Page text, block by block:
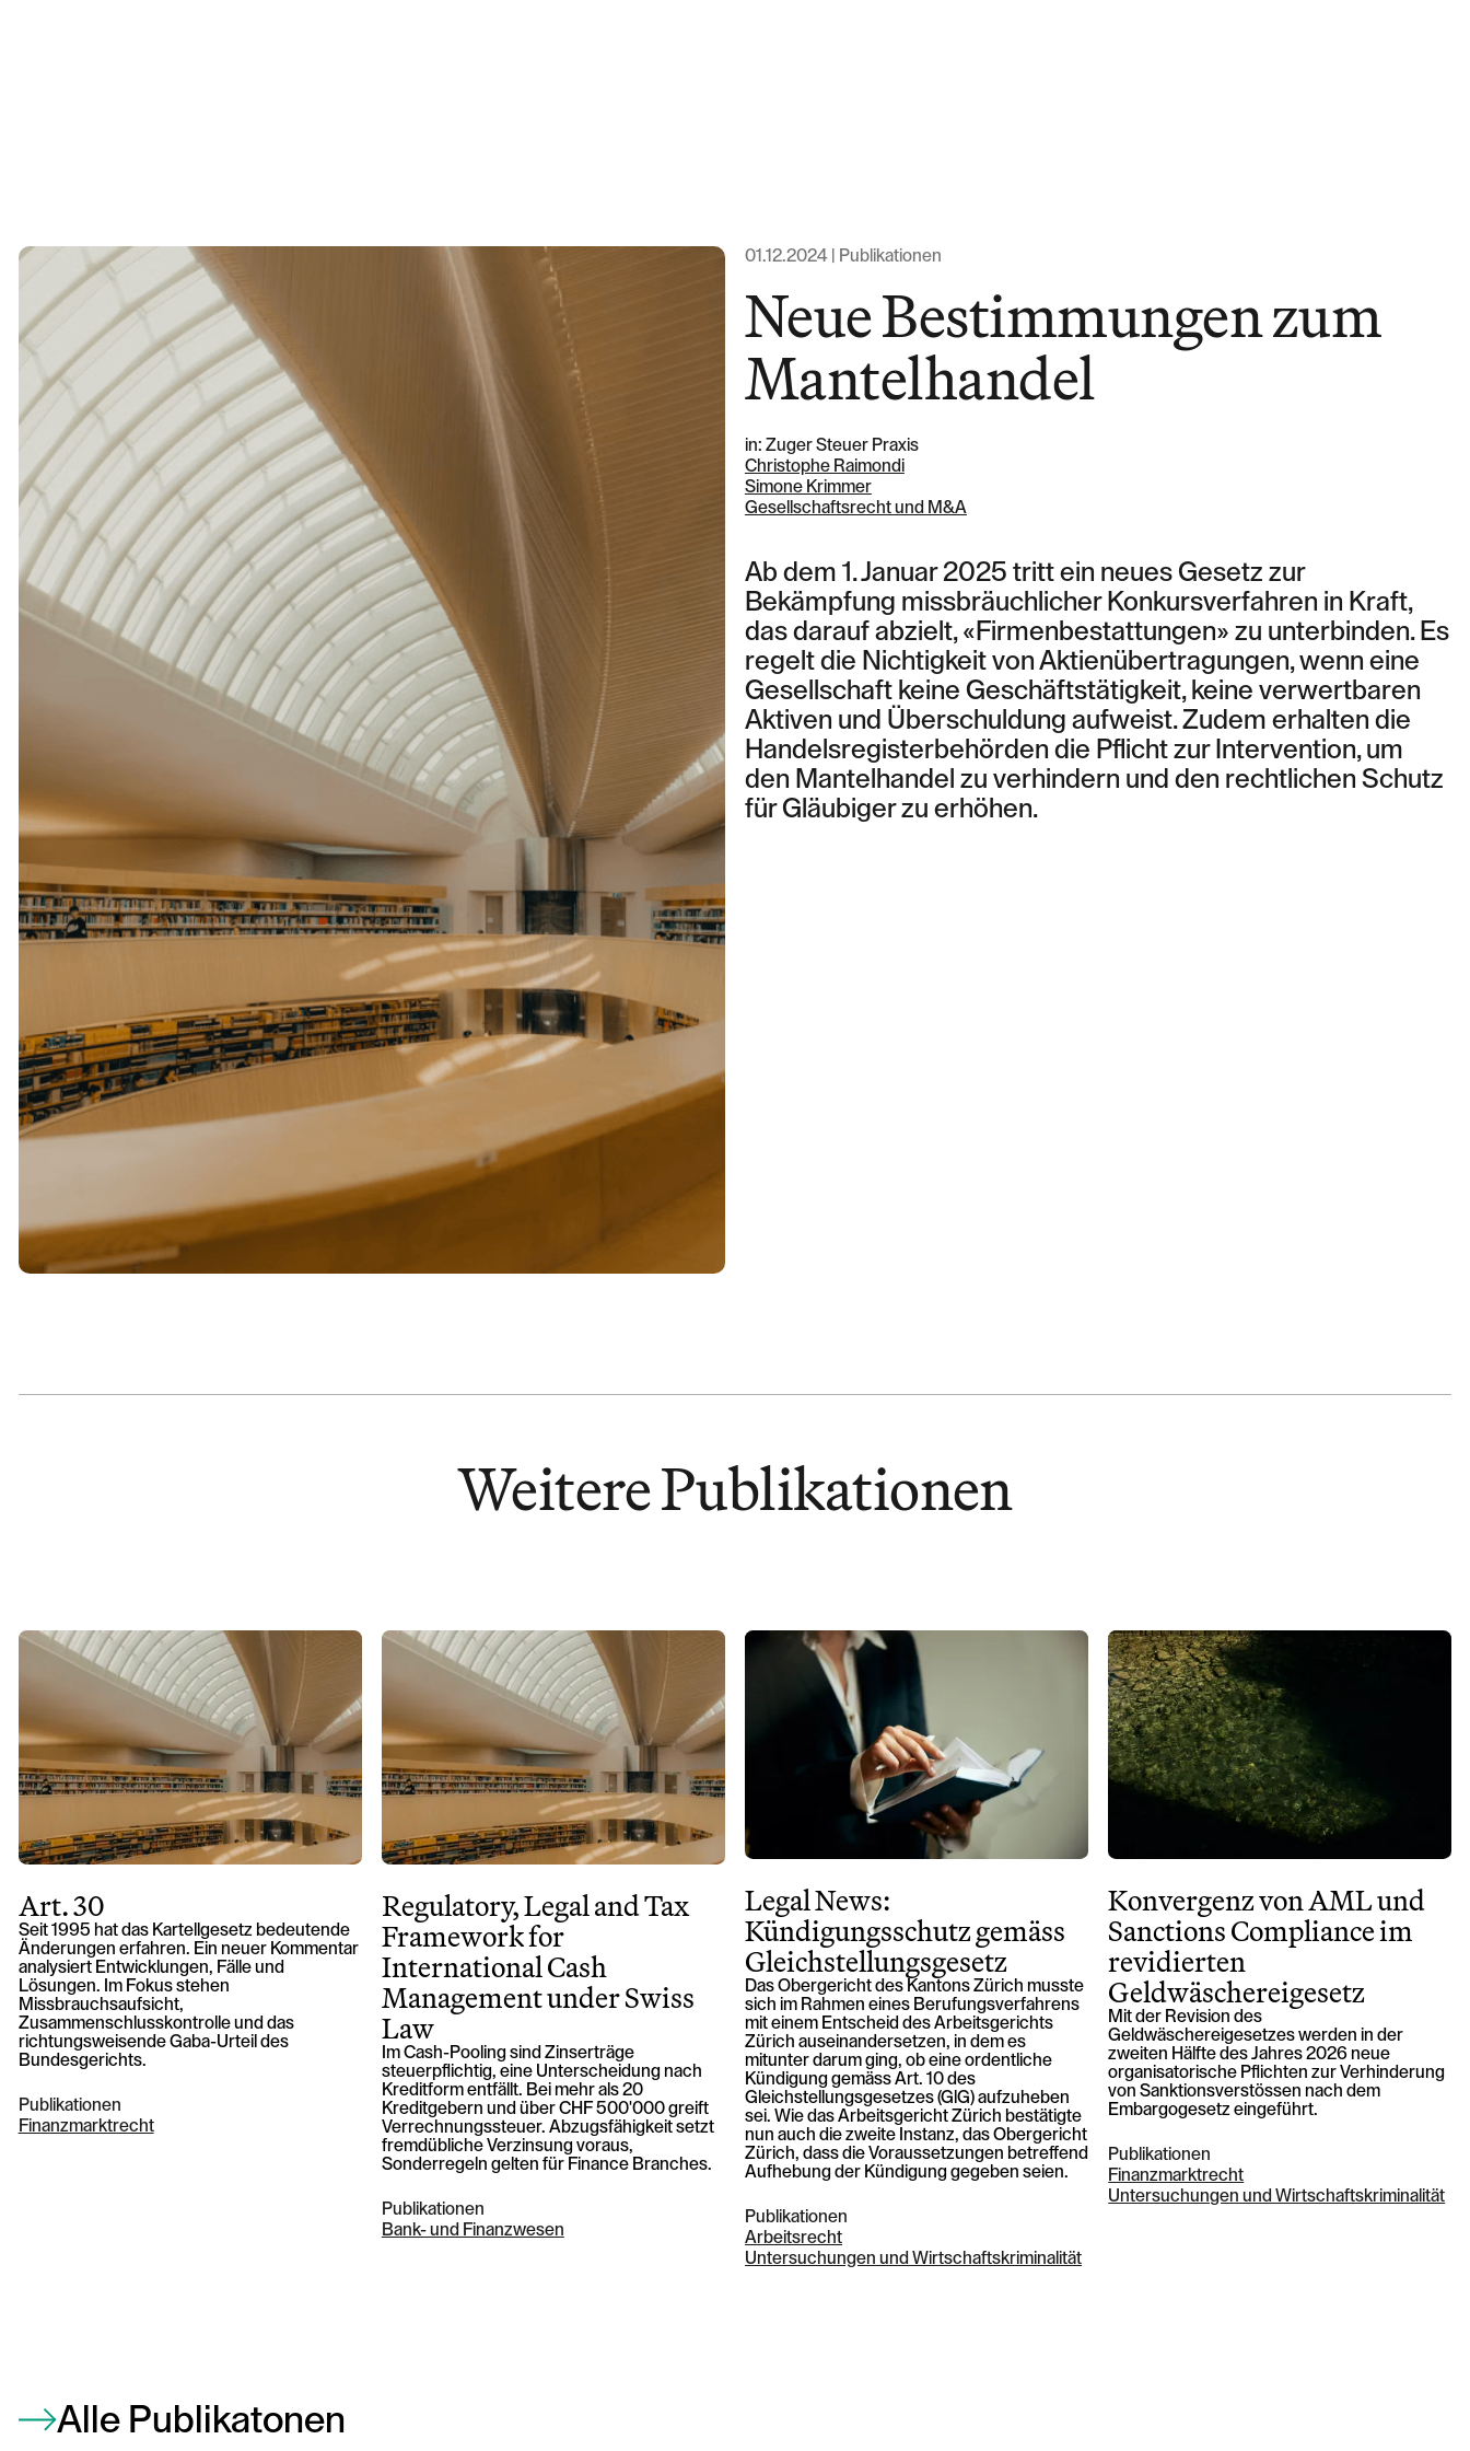
News & Insights
Über uns
Karriere
Kontakt Zürich
Löwenstrasse 1
8001 Zürich
T: +41 44 266 56 56
F: +41 44 266 56 66
M: zh@barandun-law.ch
Kontakt Zug
Bahnhofstrasse 17
6300 Zug
T: +41 41 349 56 56
M: zg@barandun-law.ch
DATENSCHUTZ
01.12.2024 | Publikationen
Neue Bestimmungen zum
Mantelhandel
in: Zuger Steuer Praxis
Christophe Raimondi
Simone Krimmer
Gesellschaftsrecht und M&A
Ab dem 1. Januar 2025 tritt ein neues Gesetz zur
Bekämpfung missbräuchlicher Konkursverfahren in Kraft,
das darauf abzielt, «Firmenbestattungen» zu unterbinden. Es
regelt die Nichtigkeit von Aktienübertragungen, wenn eine
Gesellschaft keine Geschäftstätigkeit, keine verwertbaren
Aktiven und Überschuldung aufweist. Zudem erhalten die
Handelsregisterbehörden die Pflicht zur Intervention, um
den Mantelhandel zu verhindern und den rechtlichen Schutz
für Gläubiger zu erhöhen.
Weitere Publikationen
Art. 30
Seit 1995 hat das Kartellgesetz bedeutende
Änderungen erfahren. Ein neuer Kommentar
analysiert Entwicklungen, Fälle und
Lösungen. Im Fokus stehen
Missbrauchsaufsicht,
Zusammenschlusskontrolle und das
richtungsweisende Gaba-Urteil des
Bundesgerichts.
Publikationen
Finanzmarktrecht
Regulatory, Legal and Tax
Framework for
International Cash
Management under Swiss
Law
Im Cash-Pooling sind Zinserträge
steuerpflichtig, eine Unterscheidung nach
Kreditform entfällt. Bei mehr als 20
Kreditgebern und über CHF 500'000 greift
Verrechnungssteuer. Abzugsfähigkeit setzt
fremdübliche Verzinsung voraus,
Sonderregeln gelten für Finance Branches.
Publikationen
Bank- und Finanzwesen
Legal News:
Kündigungsschutz gemäss
Gleichstellungsgesetz
Das Obergericht des Kantons Zürich musste
sich im Rahmen eines Berufungsverfahrens
mit einem Entscheid des Arbeitsgerichts
Zürich auseinandersetzen, in dem es
mitunter darum ging, ob eine ordentliche
Kündigung gemäss Art. 10 des
Gleichstellungsgesetzes (GlG) aufzuheben
sei. Wie das Arbeitsgericht Zürich bestätigte
nun auch die zweite Instanz, das Obergericht
Zürich, dass die Voraussetzungen betreffend
Aufhebung der Kündigung gegeben seien.
Publikationen
Arbeitsrecht
Untersuchungen und Wirtschaftskriminalität
Konvergenz von AML und
Sanctions Compliance im
revidierten
Geldwäschereigesetz
Mit der Revision des
Geldwäschereigesetzes werden in der
zweiten Hälfte des Jahres 2026 neue
organisatorische Pflichten zur Verhinderung
von Sanktionsverstössen nach dem
Embargogesetz eingeführt.
Publikationen
Finanzmarktrecht
Untersuchungen und Wirtschaftskriminalität
Alle Publikatonen